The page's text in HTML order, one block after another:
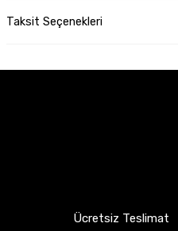
Taksit Seçenekleri
Ücretsiz Teslimat